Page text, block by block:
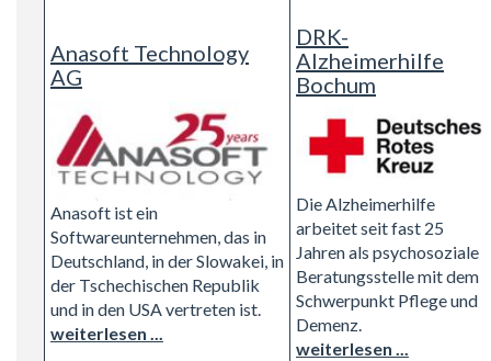
Anasoft Technology
AG
Anasoft ist ein
Softwareunternehmen, das in
Deutschland, in der Slowakei, in
der Tschechischen Republik
und in den USA vertreten ist.
weiterlesen ...
DRK-
Alzheimerhilfe
Bochum
Die Alzheimerhilfe
arbeitet seit fast 25
Jahren als psychosoziale
Beratungsstelle mit dem
Schwerpunkt Pflege und
Demenz.
weiterlesen ...